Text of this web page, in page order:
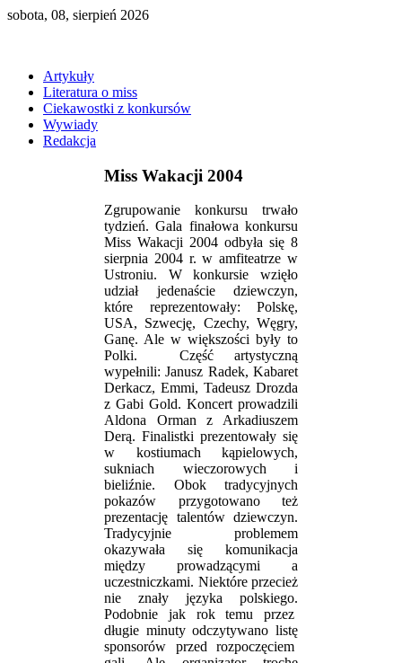
sobota, 08, sierpień 2026
Artykuły
Literatura o miss
Ciekawostki z konkursów
Wywiady
Redakcja
Miss Wakacji 2004
Zgrupowanie konkursu trwało
tydzień. Gala finałowa konkursu
Miss Wakacji 2004 odbyła się 8
sierpnia 2004 r. w amfiteatrze w
Ustroniu. W konkursie wzięło
udział jedenaście dziewczyn,
które reprezentowały: Polskę,
USA, Szwecję, Czechy, Węgry,
Ganę. Ale w większości były to
Polki. Część artystyczną
wypełnili: Janusz Radek, Kabaret
Derkacz, Emmi, Tadeusz Drozda
z Gabi Gold. Koncert prowadzili
Aldona Orman z Arkadiuszem
Derą. Finalistki prezentowały się
w kostiumach kąpielowych,
sukniach wieczorowych i
bieliźnie. Obok tradycyjnych
pokazów przygotowano też
prezentację talentów dziewczyn.
Tradycyjnie problemem
okazywała się komunikacja
między prowadzącymi a
uczestniczkami. Niektóre przecież
nie znały języka polskiego.
Podobnie jak rok temu przez
długie minuty odczytywano listę
sponsorów przed rozpoczęciem